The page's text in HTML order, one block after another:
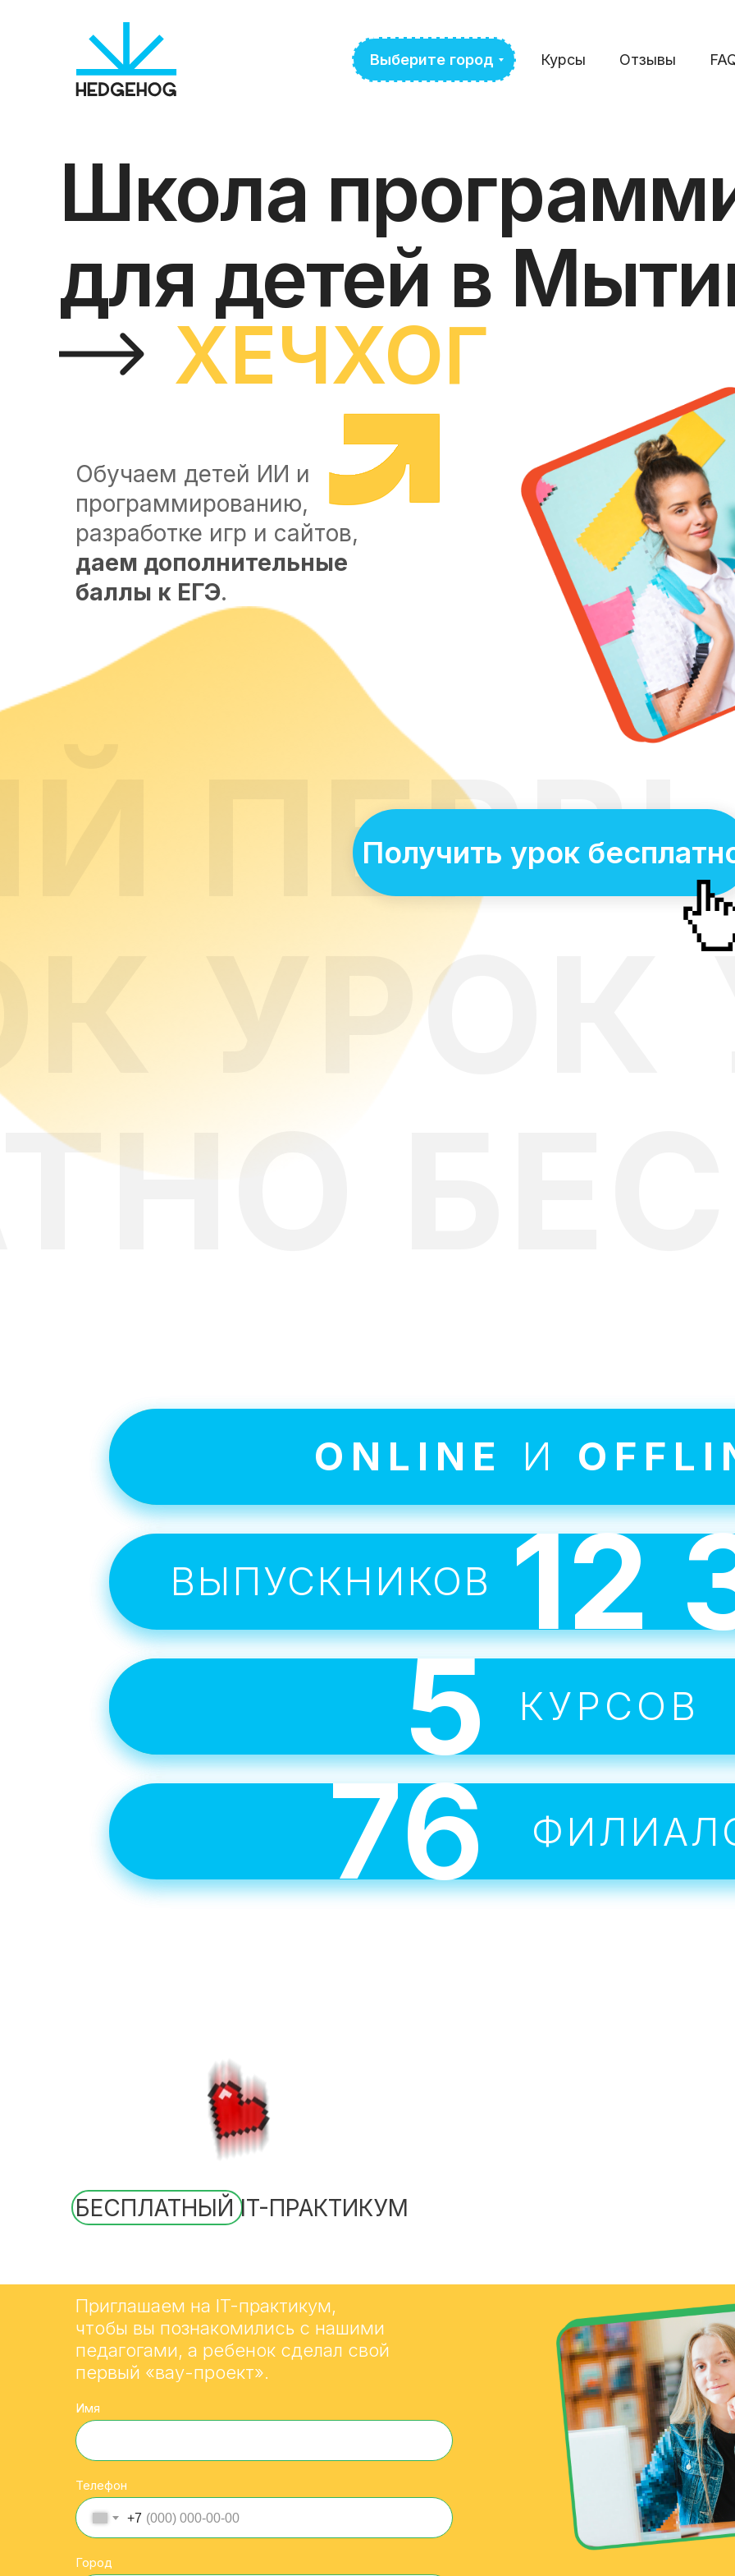
Выберите город Курсы Отзывы
Школа
для детей в
ХЕЧХОГ
Обучаем детей ИИ и
программированию,
разработке игр и сайтов,
даем дополнительные
баллы к ЕГЭ.
УРОК
Получить урок
Увлекательные занятия
группах или 1 на 1 с учителем.
Каждый ребенок сбирает
портфолио к концу курса.
Интересные темы мотивируют
учиться и добиваться поставленных
Все занятия проводят
преподаватели-практики.
76
5 КУРСОВ
12
ВЫПУСКНИКОВ
ONLINE И
Приглашаем на IT-практикум,
чтобы вы познакомились с нашими
педагогами, а ребенок сделал свой
первый «вау-проект».
БЕСПЛАТНЫЙ IT-ПРАКТИКУМ
Имя
Телефон
+7
Город